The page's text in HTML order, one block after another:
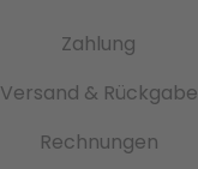
Zahlung
Versand & Rückgabe
Rechnungen